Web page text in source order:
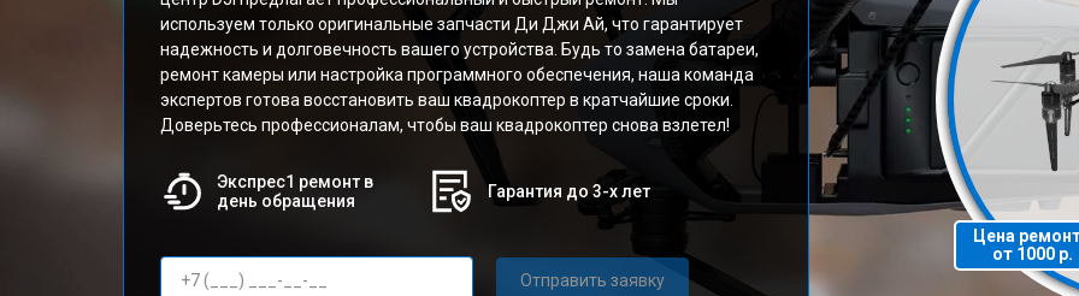
используем только оригинальные запчасти Ди Джи Ай, что гарантирует
надежность и долговечность вашего устройства. Будь то замена батареи,
ремонт камеры или настройка программного обеспечения, наша команда
экспертов готова восстановить ваш квадрокоптер в кратчайшие сроки.
Доверьтесь профессионалам, чтобы ваш квадрокоптер снова взлетел!
Экспрес1 ремонт в
день обращения
Гарантия до 3-х лет
Отправить заявку
Цена
от 1000 р.